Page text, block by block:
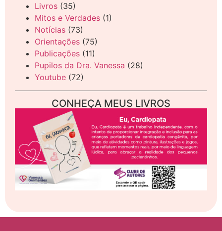
Livros (35)
Mitos e Verdades (1)
Notícias (73)
Orientações (75)
Publicações (11)
Pupilos da Dra. Vanessa (28)
Youtube (72)
CONHEÇA MEUS LIVROS